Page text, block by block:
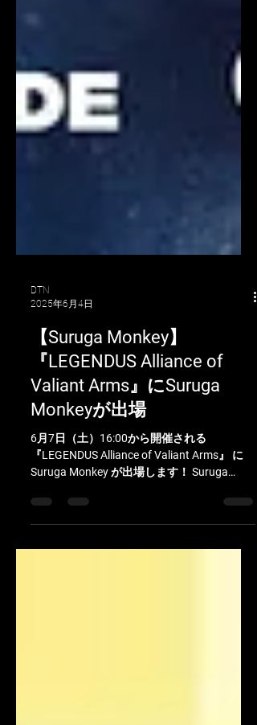
DTN
2025年6月4日
【Suruga Monkey】
『LEGENDUS Alliance of
Valiant Arms』にSuruga
Monkeyが出場
6月7日（土）16:00から開催される
Monkey は「 TEAM S.MONKEY 」として出場